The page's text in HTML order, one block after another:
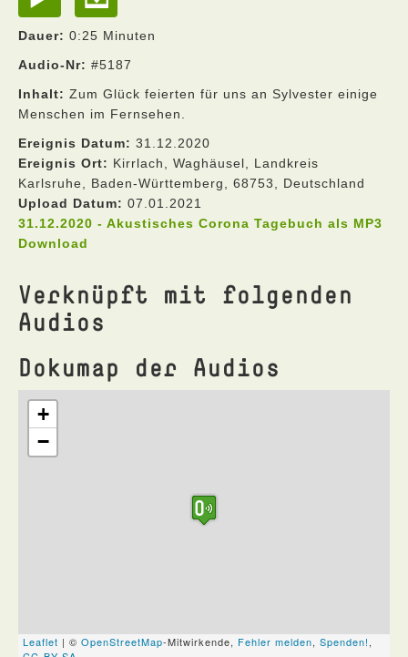
Dauer: 0:25 Minuten
Audio-Nr: #5187
Inhalt: Zum Glück feierten für uns an Sylvester einige
Menschen im Fernsehen.
Ereignis Datum: 31.12.2020
Ereignis Ort: Kirrlach, Waghäusel, Landkreis
Karlsruhe, Baden-Württemberg, 68753, Deutschland
Upload Datum: 07.01.2021
31.12.2020 - Akustisches Corona Tagebuch als MP3
Download
Verknüpft mit folgenden
Audios
Dokumap der Audios